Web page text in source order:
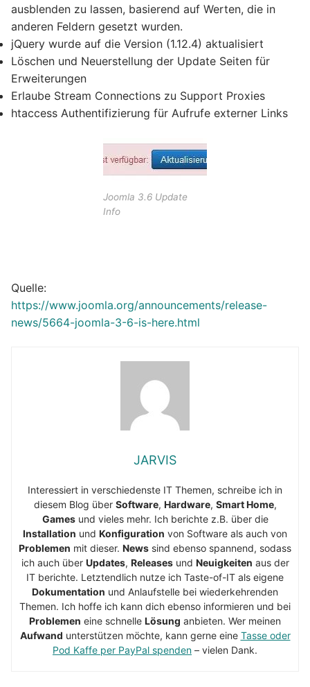
ausblenden zu lassen, basierend auf Werten, die in
anderen Feldern gesetzt wurden.
jQuery wurde auf die Version (1.12.4) aktualisiert
Löschen und Neuerstellung der Update Seiten für
Erweiterungen
Erlaube Stream Connections zu Support Proxies
htaccess Authentifizierung für Aufrufe externer Links
Joomla 3.6 Update
Info
Quelle:
https://www.joomla.org/announcements/release-
news/5664-joomla-3-6-is-here.html
JARVIS
Interessiert in verschiedenste IT Themen, schreibe ich in
diesem Blog über Software, Hardware, Smart Home,
Gamesund vieles mehr. Ich berichte z.B. über die
Installation und Konfiguration von Software als auch von
Problemen mit dieser. News sind ebenso spannend, sodass
ich auch über Updates, Releasesund Neuigkeiten aus der
IT berichte. Letztendlich nutze ich Taste-of-IT als eigene
Dokumentation und Anlaufstelle bei wiederkehrenden
Themen. Ich hoffe ich kann dich ebenso informieren und bei
Problemen eine schnelle Lösung anbieten. Wer meinen
Aufwand unterstützen möchte, kann gerne eine Tasse oder
Pod Kaffe per PayPal spenden – vielen Dank.